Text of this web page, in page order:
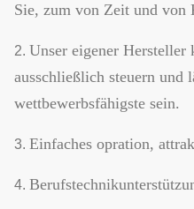
Sie, zum von Zeit und von
2. Unser eigener Hersteller
ausschließlich steuern und
wettbewerbsfähigste sein.
3. Einfaches opration,
4.